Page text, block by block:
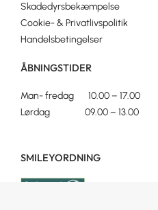
Skadedyrsbekæmpelse
Cookie- & Privatlivspolitik
Handelsbetingelser
ÅBNINGSTIDER
Man- fredag 10.00 – 17.00
Lørdag 09.00 – 13.00
SMILEYORDNING